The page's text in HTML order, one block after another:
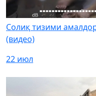
Солиқ тизими
(видео)
22 июл